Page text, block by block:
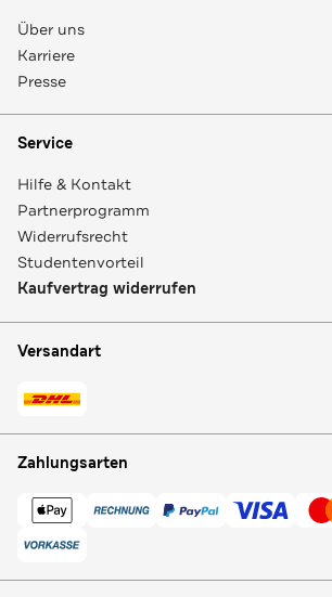
Über uns
Karriere
Presse
Service
Hilfe & Kontakt
Partnerprogramm
Widerrufsrecht
Studentenvorteil
Kaufvertrag widerrufen
Versandart
Zahlungsarten